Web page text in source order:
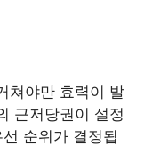
쳐야만 효력이 발
근저당권이 설정
순위가 결정됩